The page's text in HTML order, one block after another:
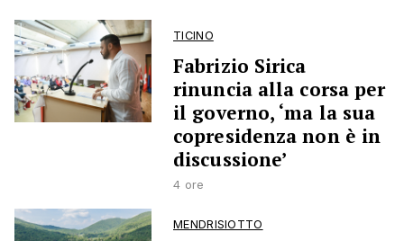
TICINO
Fabrizio Sirica
rinuncia alla corsa per
il governo, ‘ma la sua
copresidenza non è in
discussione’
4 ore
MENDRISIOTTO